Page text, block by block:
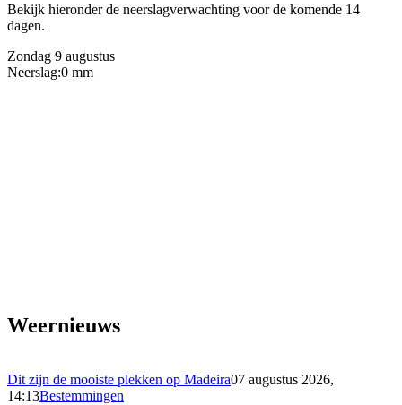
Bekijk hieronder de neerslagverwachting voor de komende 14
dagen.
Zondag 9 augustus
Neerslag:0 mm
Weernieuws
Dit zijn de mooiste plekken op Madeira07 augustus 2026,
14:13Bestemmingen